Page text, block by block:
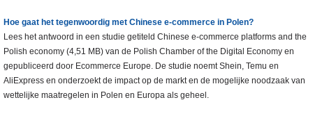
Hoe gaat het tegenwoordig met Chinese e-commerce in Polen?
Lees het antwoord in een studie getiteld Chinese e-commerce platforms and the
Polish economy (4,51 MB) van de Polish Chamber of the Digital Economy en
gepubliceerd door Ecommerce Europe. De studie noemt Shein, Temu en
AliExpress en onderzoekt de impact op de markt en de mogelijke noodzaak van
wettelijke maatregelen in Polen en Europa als geheel.